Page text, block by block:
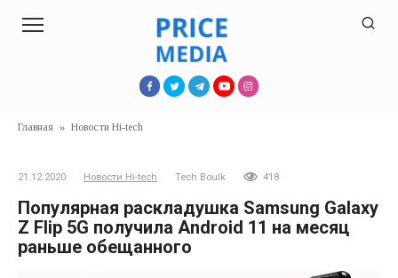
Главная » Новости Hi-tech
21.12.2020 Новости Hi-tech Tech Boulk 418
Популярная раскладушка Samsung Galaxy
Z Flip 5G получила Android 11 на месяц
раньше обещанного